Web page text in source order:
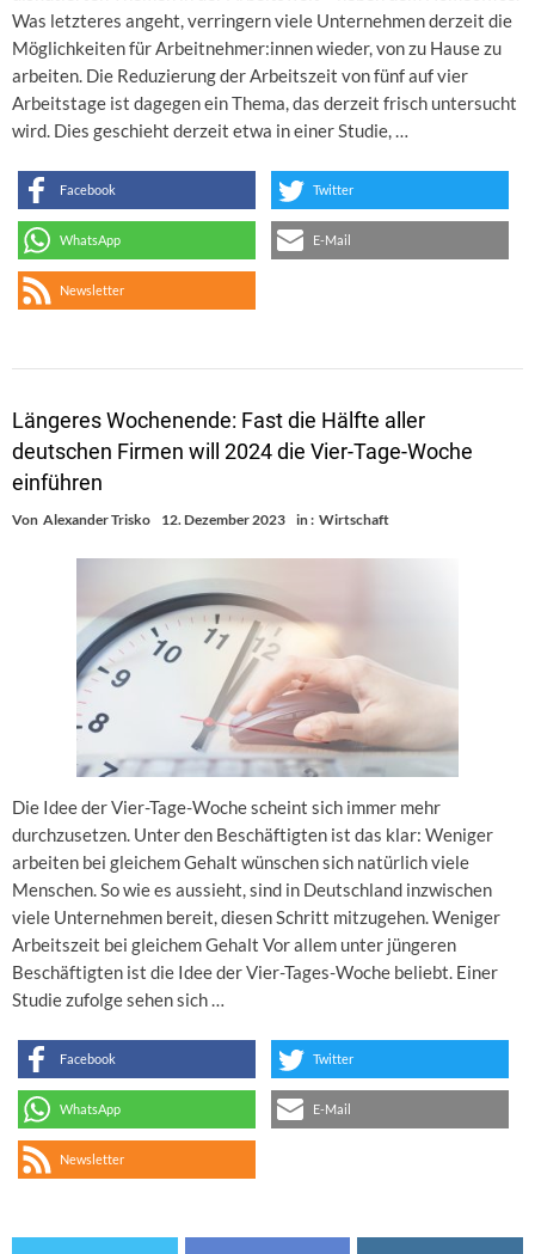
Was letzteres angeht, verringern viele Unternehmen derzeit die
Möglichkeiten für Arbeitnehmer:innen wieder, von zu Hause zu
arbeiten. Die Reduzierung der Arbeitszeit von fünf auf vier
Arbeitstage ist dagegen ein Thema, das derzeit frisch untersucht
wird. Dies geschieht derzeit etwa in einer Studie, …
Facebook Twitter
WhatsApp E-Mail
Newsletter
Längeres Wochenende: Fast die Hälfte aller
deutschen Firmen will 2024 die Vier-Tage-Woche
einführen
Von Alexander Trisko 12. Dezember 2023 in : Wirtschaft
Die Idee der Vier-Tage-Woche scheint sich immer mehr
durchzusetzen. Unter den Beschäftigten ist das klar: Weniger
arbeiten bei gleichem Gehalt wünschen sich natürlich viele
Menschen. So wie es aussieht, sind in Deutschland inzwischen
viele Unternehmen bereit, diesen Schritt mitzugehen. Weniger
Arbeitszeit bei gleichem Gehalt Vor allem unter jüngeren
Beschäftigten ist die Idee der Vier-Tages-Woche beliebt. Einer
Studie zufolge sehen sich …
Facebook Twitter
WhatsApp E-Mail
Newsletter